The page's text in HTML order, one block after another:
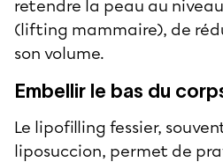
retendre la peau au
(lifting mammaire), de
son volume.
Embellir le bas du
Le lipofilling fessier,
liposuccion, permet de